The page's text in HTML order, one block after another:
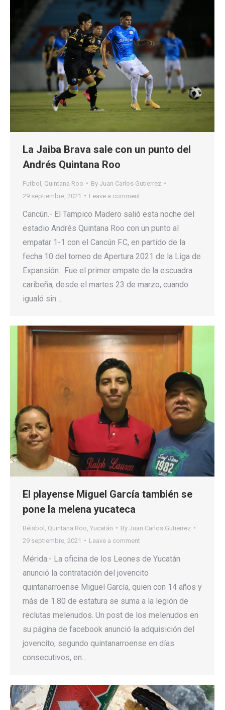
La Jaiba Brava sale con un punto del
Andrés Quintana Roo
Futbol Quintana Roo By Juan Carlos Gutierrez
29 septiembre, 2021
Leave a comment
Cancún.- El Tampico Madero salió esta noche del
estadio Andrés Quintana Roo con un punto al
empatar 1-1 con el Cancún F.C, en partido de la
fecha 10 del torneo de Apertura 2021 de la Liga de
Expansión. Fue el primer empate de la escuadra
caribeña, desde el martes 23 de marzo, cuando
igualó sin…
El playense Miguel García también se
pone la melena yucateca
Béisbol Quintana Roo Yucatán By Juan Carlos Gutierrez
29 septiembre, 2021
Leave a comment
Mérida.- La oficina de los Leones de Yucatán
anunció la contratación del jovencito
quintanarroense Miguel García, quien con 14 años y
más de 1.80 de estatura se suma a la legión de
reclutas melenudos. Un post de los melenudos en
su página de facebook anunció la adquisición del
jovencito, segundo quintanarroense en días
consecutivos, en…